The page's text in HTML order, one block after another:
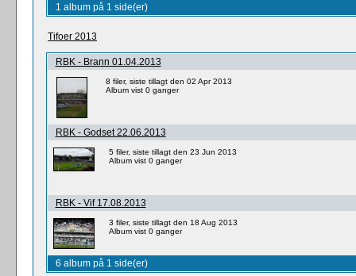
1 album på 1 side(er)
Tifoer 2013
RBK - Brann 01.04.2013
8 filer, siste tillagt den 02 Apr 2013
Album vist 0 ganger
RBK - Godset 22.06.2013
5 filer, siste tillagt den 23 Jun 2013
Album vist 0 ganger
RBK - Vif 17.08.2013
3 filer, siste tillagt den 18 Aug 2013
Album vist 0 ganger
6 album på 1 side(er)